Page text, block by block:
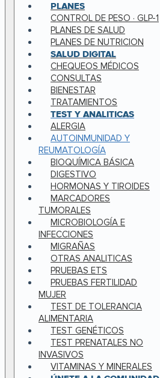
PLANES
CONTROL DE PESO · GLP-1
PLANES DE SALUD
PLANES DE NUTRICION
SALUD DIGITAL
CHEQUEOS MÉDICOS
CONSULTAS
BIENESTAR
TRATAMIENTOS
TEST Y ANALITICAS
ALERGIA
AUTOINMUNIDAD Y
REUMATOLOGÍA
BIOQUÍMICA BÁSICA
DIGESTIVO
HORMONAS Y TIROIDES
MARCADORES
TUMORALES
MICROBIOLOGÍA E
INFECCIONES
MIGRAÑAS
OTRAS ANALITICAS
PRUEBAS ETS
PRUEBAS FERTILIDAD
MUJER
TEST DE TOLERANCIA
ALIMENTARIA
TEST GENÉTICOS
TEST PRENATALES NO
INVASIVOS
VITAMINAS Y MINERALES